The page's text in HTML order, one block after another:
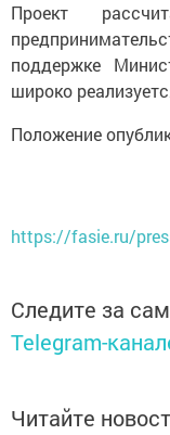
Проект
поддержке
широко
Положение
https://fasie.ru/
Следите за
Telegram-
Читайте